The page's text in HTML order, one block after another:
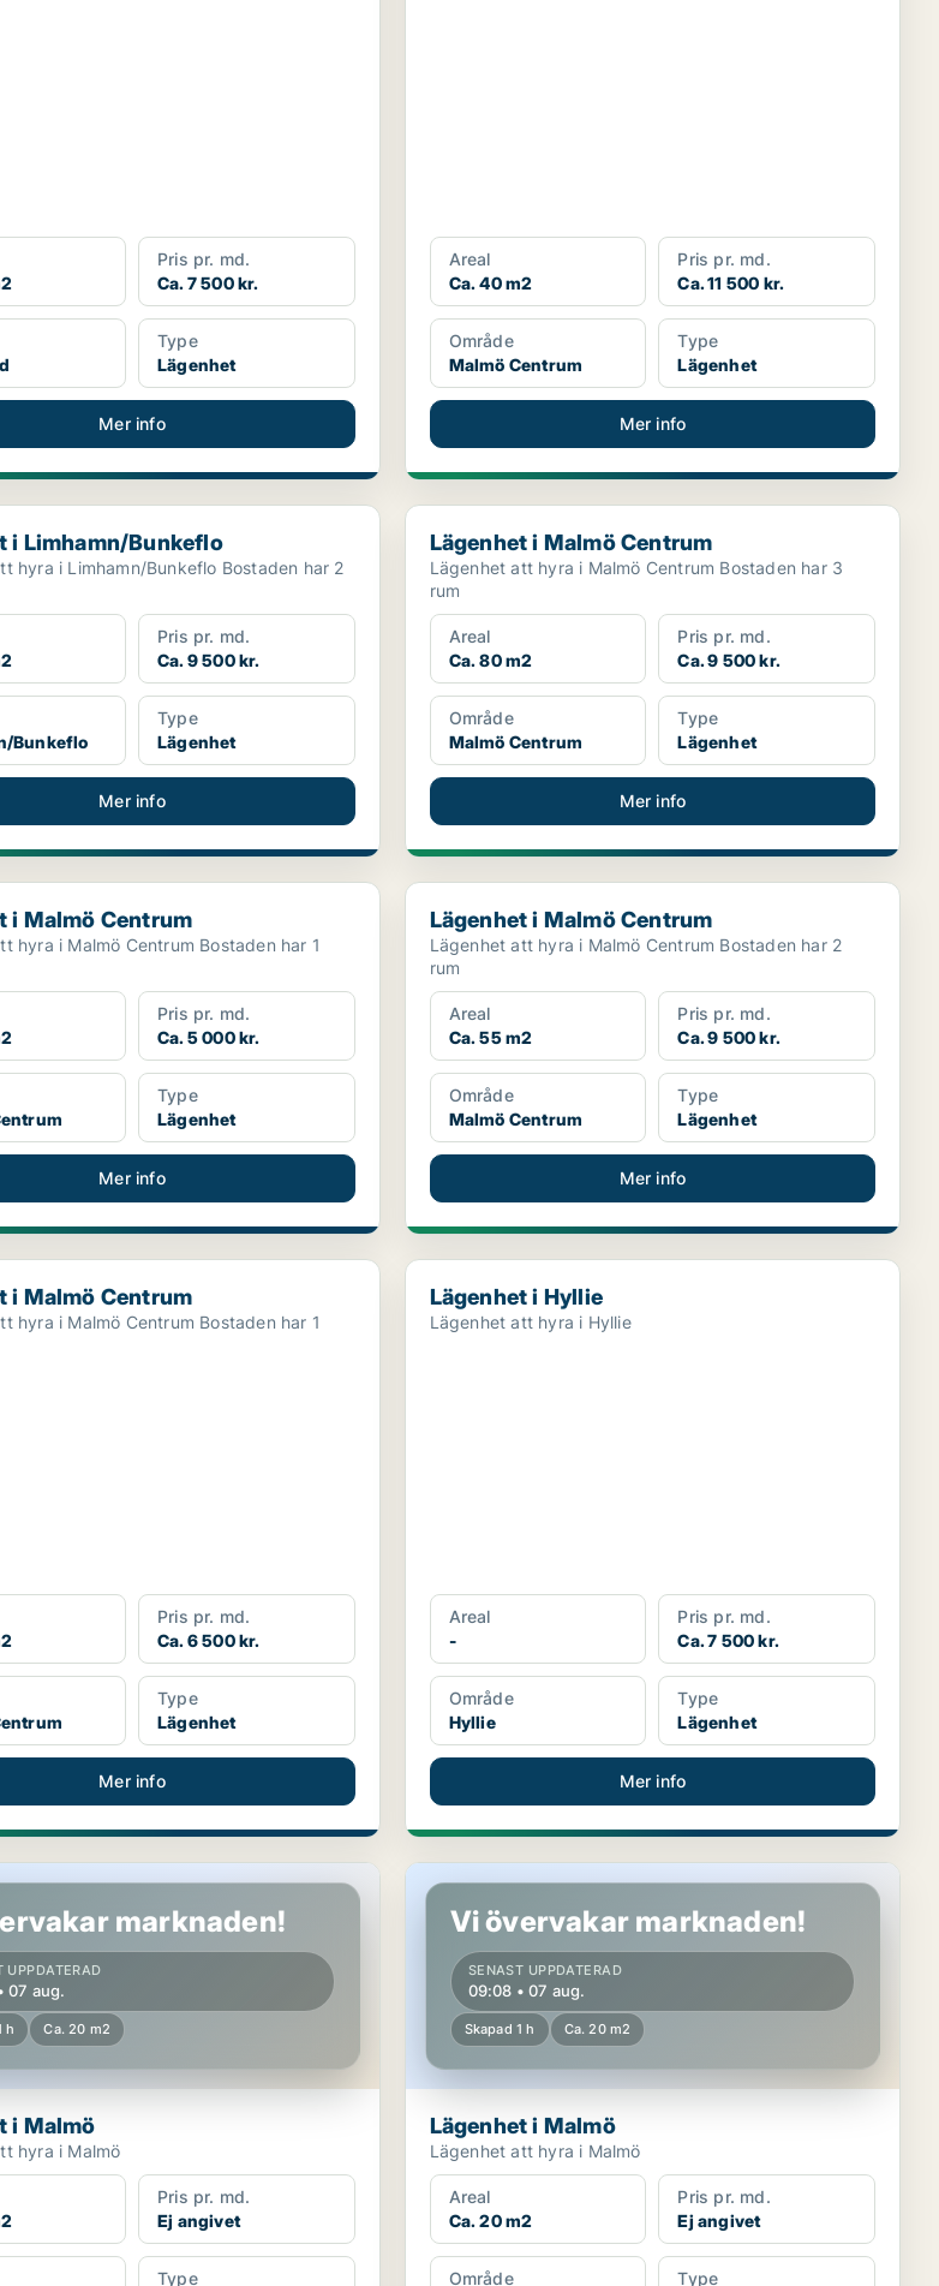
Pris pr. md.
Ca. 7 500 kr.
Type
Lägenhet
Mer info
Areal
Ca. 40 m2
Pris pr. md.
Ca. 11 500 kr.
Område
Malmö Centrum
Type
Lägenhet
Mer info
Bunkeflo
i Limhamn/Bunkeflo
i Limhamn/Bunkeflo Bostaden har 2
Pris pr. md.
Ca. 9 500 kr.
Bunkeflo
Type
Lägenhet
Mer info
Lägenhet i Malmö Centrum
Lägenhet i Malmö Centrum
Lägenhet att hyra i Malmö Centrum Bostaden har 3
rum
Areal
Ca. 80 m2
Pris pr. md.
Ca. 9 500 kr.
Område
Malmö Centrum
Type
Lägenhet
Mer info
Centrum
i Malmö Centrum
i Malmö Centrum Bostaden har 1
Pris pr. md.
Ca. 5 000 kr.
Type
Lägenhet
Mer info
Lägenhet i Malmö Centrum
Lägenhet i Malmö Centrum
Lägenhet att hyra i Malmö Centrum Bostaden har 2
rum
Areal
Ca. 55 m2
Pris pr. md.
Ca. 9 500 kr.
Område
Malmö Centrum
Type
Lägenhet
Mer info
Centrum
i Malmö Centrum
i Malmö Centrum Bostaden har 1
Pris pr. md.
Ca. 6 500 kr.
Type
Lägenhet
Mer info
Lägenhet i Hyllie
Lägenhet i Hyllie
Lägenhet att hyra i Hyllie
Areal
-
Pris pr. md.
Ca. 7 500 kr.
Område
Hyllie
Type
Lägenhet
Mer info
marknaden!
UPPDATERAD
07 aug.
h Ca. 20 m2
i Malmö
hyra i Malmö
Pris pr. md.
Ej angivet
Type
Lägenhet i Malmö
Vi övervakar marknaden!
SENAST UPPDATERAD
09:08 • 07 aug.
Skapad 1 h Ca. 20 m2
Lägenhet i Malmö
Lägenhet att hyra i Malmö
Areal
Ca. 20 m2
Pris pr. md.
Ej angivet
Område Type